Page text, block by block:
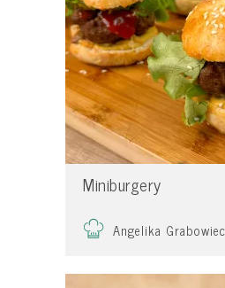
Miniburgery
Angelika